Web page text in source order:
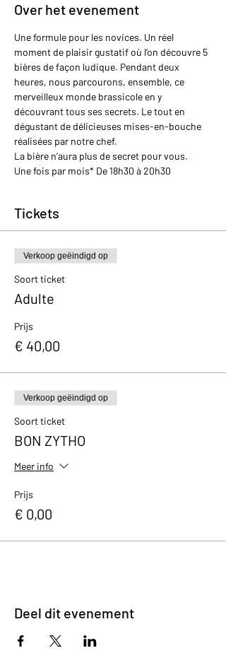
Over het evenement
Une formule pour les novices. Un réel
moment de plaisir gustatif où l’on découvre 5
bières de façon ludique. Pendant deux
heures, nous parcourons, ensemble, ce
merveilleux monde brassicole en y
découvrant tous ses secrets. Le tout en
dégustant de délicieuses mises-en-bouche
réalisées par notre chef.
La bière n’aura plus de secret pour vous.
Une fois par mois* De 18h30 à 20h30
Tickets
Verkoop geëindigd op
Soort ticket
Adulte
Prijs
€ 40,00
Verkoop geëindigd op
Soort ticket
BON ZYTHO
Meer info
Prijs
€ 0,00
Deel dit evenement